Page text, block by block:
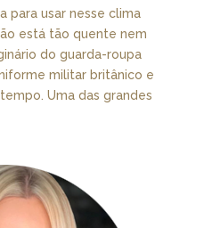
para usar nesse clima
está tão quente nem
do guarda-roupa
militar britânico e
Uma das grandes